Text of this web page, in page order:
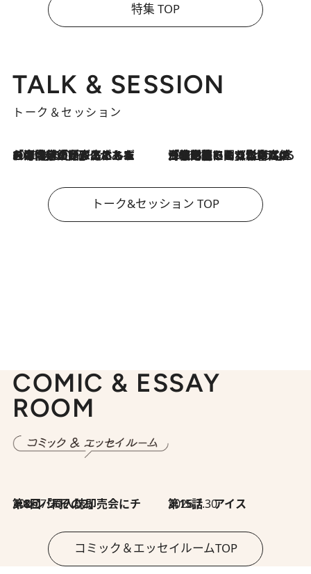
特集 TOP
TALK & SESSION
トーク＆セッション
2026.8.3
「今後値上げがあるとすれば…」「リスクがあるのは今年の冬」エネルギー専門家が語る、ホルムズ海峡封鎖が家庭にもたらす“ある心配” 2026.8.3
「住宅建てられない…」「サーチャージ料の高値が続いている」ホルムズ海峡封鎖による影響はいつまで続く？《エネルギー専門家に聞く“どうなる日本の暮らし”》
トーク&セッション TOP
COMIC & ESSAY
ROOM
2026.7.30
第8回「同人誌即売会にチャレンジ その2」 2026.7.30
第15話 アイス
コミック＆エッセイルームTOP